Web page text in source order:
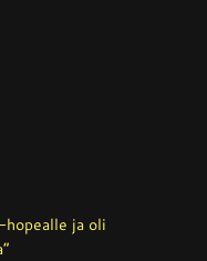
hopealle ja oli